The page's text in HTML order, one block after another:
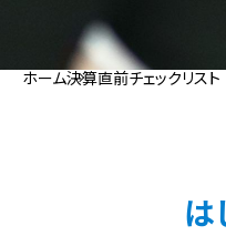
ホーム決算直前チェックリスト
は